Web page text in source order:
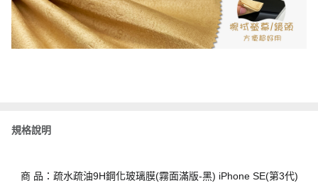
規格說明
商 品：疏水疏油9H鋼化玻璃膜(霧面滿版-黑) iPhone SE(第3代)